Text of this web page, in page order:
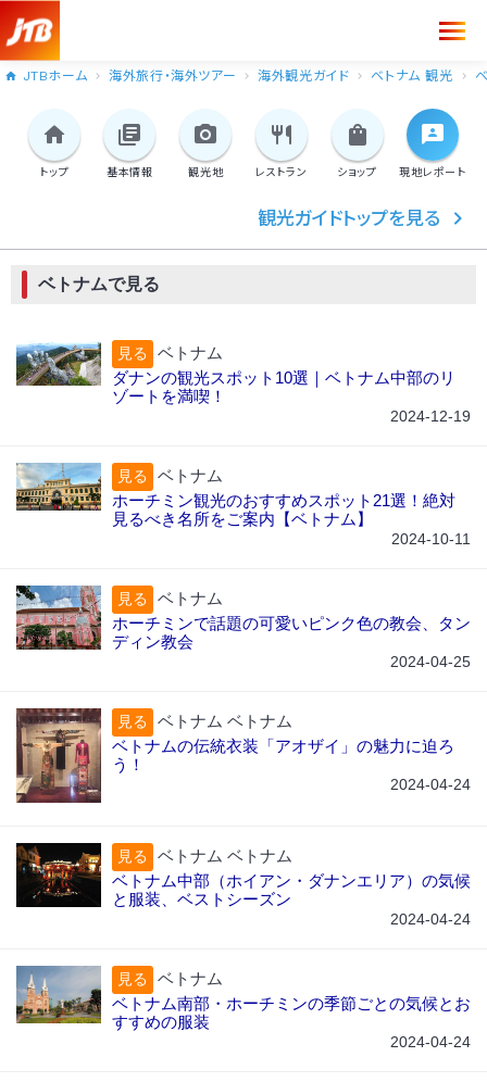
JTBホーム 海外旅行・海外ツアー 海外観光ガイド ベトナム 観光
トップ 基本情報 観光地 レストラン ショップ 現地レポート
観光ガイドトップを見る
ベトナムで見る
見る
ベトナム
ダナンの観光スポット10選｜ベトナム中部のリ
ゾートを満喫！
2024-12-19
見る
ベトナム
ホーチミン観光のおすすめスポット21選！絶対
見るべき名所をご案内【ベトナム】
2024-10-11
見る
ベトナム
ホーチミンで話題の可愛いピンク色の教会、タン
ディン教会
2024-04-25
見る
ベトナム ベトナム
ベトナムの伝統衣装「アオザイ」の魅力に迫ろ
う！
2024-04-24
見る
ベトナム ベトナム
ベトナム中部（ホイアン・ダナンエリア）の気候
と服装、ベストシーズン
2024-04-24
見る
ベトナム
ベトナム南部・ホーチミンの季節ごとの気候とお
すすめの服装
2024-04-24